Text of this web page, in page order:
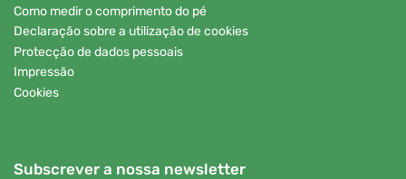
Como medir o comprimento do pé
Declaração sobre a utilização de cookies
Protecção de dados pessoais
Impressão
Cookies
Subscrever a nossa newsletter